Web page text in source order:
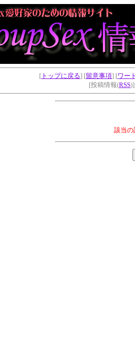
[ トップに戻る] [留意事項] [ワー
[投稿情報(RSS
該当の